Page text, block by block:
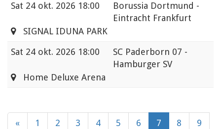
Sat 24 okt. 2026 18:00
Borussia Dortmund -
Eintracht Frankfurt
SIGNAL IDUNA PARK
Sat 24 okt. 2026 18:00
SC Paderborn 07 -
Hamburger SV
Home Deluxe Arena
« 1 2 3 4 5 6 7 8 9